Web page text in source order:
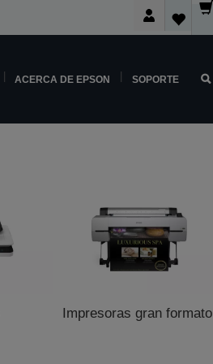
ACERCA DE EPSON SOPORTE
Impresoras gran formato